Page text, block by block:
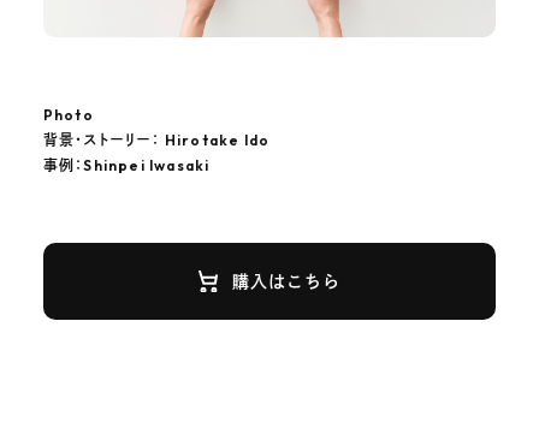
Photo
背景・ストーリー： Hirotake Ido
事例：Shinpei Iwasaki
購入はこちら